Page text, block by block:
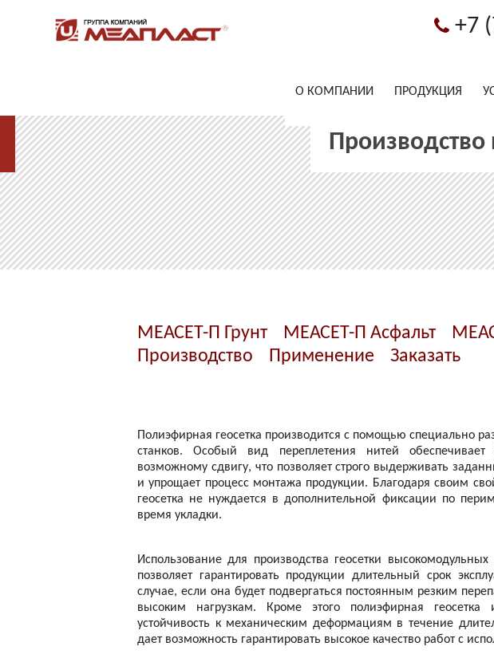
+7
О КОМПАНИИ ПРОДУКЦИЯ
Производство
МЕАСЕТ-П Грунт МЕАСЕТ-П Асфальт
Производство
Применение Заказать
Полиэфирная геосетка производится с помощью специально
станков. Особый вид переплетения нитей обеспечивает
возможному сдвигу, что позволяет строго выдерживать
и упрощает процесс монтажа продукции. Благодаря своим
геосетка не нуждается в дополнительной фиксации по
время укладки.
Использование для производства геосетки
позволяет гарантировать продукции длительный срок
случае, если она будет подвергаться постоянным резким
высоким нагрузкам. Кроме этого полиэфирная
устойчивость к механическим деформациям в течение
дает возможность гарантировать высокое качество работ с